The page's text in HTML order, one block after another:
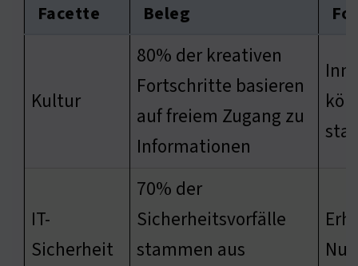
Facette Beleg
Kultur
80% der kreativen
Fortschritte basieren
auf freiem Zugang zu
Informationen
IT-
Sicherheit
70% der
Sicherheitsvorfälle
stammen aus